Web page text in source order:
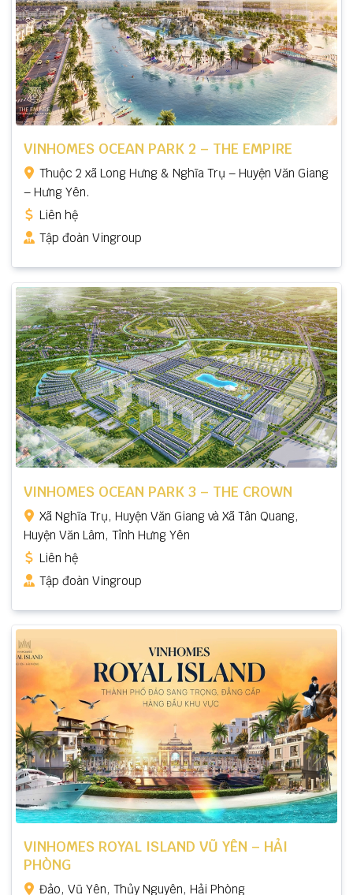
VINHOMES OCEAN PARK 2 – THE EMPIRE
Thuộc 2 xã Long Hưng & Nghĩa Trụ – Huyện Văn Giang
– Hưng Yên.
Liên hệ
Tập đoàn Vingroup
VINHOMES OCEAN PARK 3 – THE CROWN
Xã Nghĩa Trụ, Huyện Văn Giang và Xã Tân Quang,
Huyện Văn Lâm, Tỉnh Hưng Yên
Liên hệ
Tập đoàn Vingroup
VINHOMES ROYAL ISLAND VŨ YÊN – HẢI
PHÒNG
Đảo, Vũ Yên, Thủy Nguyên, Hải Phòng